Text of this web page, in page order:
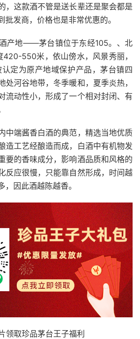
，这款酒不管是送长辈还是聚会都是
批发商，价格也是非常优惠的。
产地——茅台镇位于东经105。、北
550米，依山傍水，风景秀丽，
定为原产地域保护产品，茅台镇四
处河谷地带，冬季暖和，夏季炎热，
流动性小，形成了一个相对封闭、有
中端酱香白酒的典范，精选当地优质
造工艺经酿造而成，白酒中有机物发
要的香味成分，影响酒品质和风格的
反应很慢，只能靠自然形成，时间越
因此酒越陈越香。
领取珍品茅台王子福利